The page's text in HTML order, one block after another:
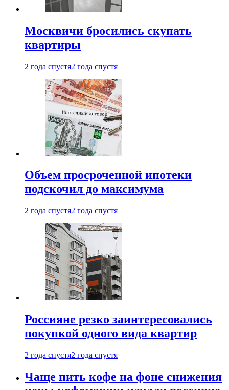
Москвичи бросились скупать
квартиры
2 года спустя2 года спустя
Объем просроченной ипотеки
подскочил до максимума
2 года спустя2 года спустя
Россияне резко заинтересовались
покупкой одного вида квартир
2 года спустя2 года спустя
Чаще пить кофе на фоне снижения